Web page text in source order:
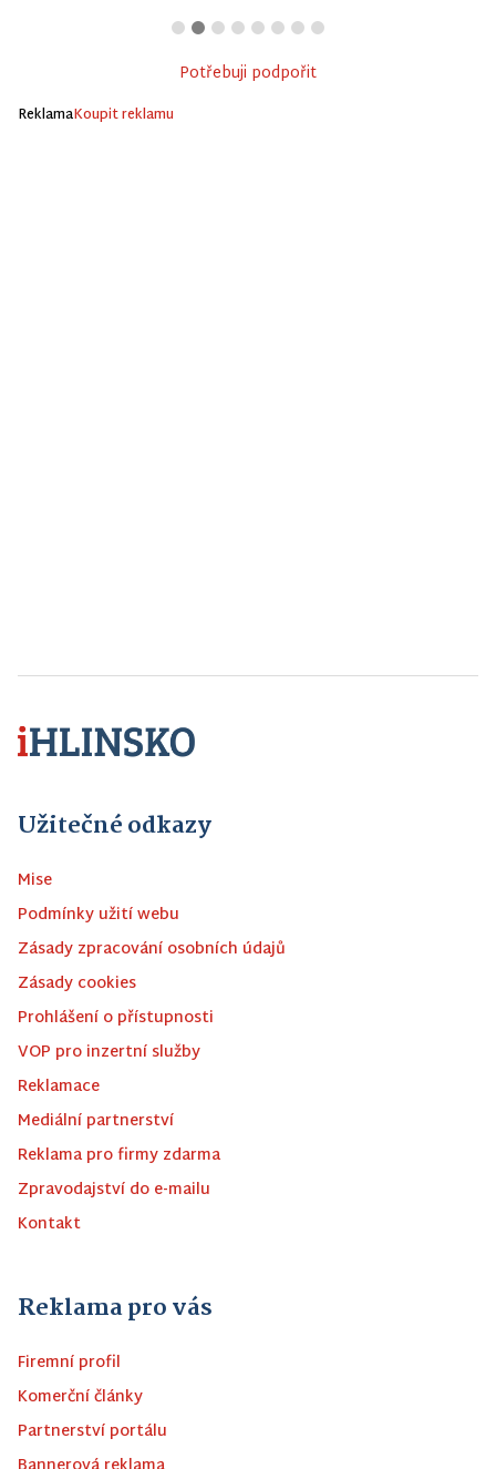
Potřebuji podpořit
ReklamaKoupit reklamu
Užitečné odkazy
Mise
Podmínky užití webu
Zásady zpracování osobních údajů
Zásady cookies
Prohlášení o přístupnosti
VOP pro inzertní služby
Reklamace
Mediální partnerství
Reklama pro firmy zdarma
Zpravodajství do e-mailu
Kontakt
Reklama pro vás
Firemní profil
Komerční články
Partnerství portálu